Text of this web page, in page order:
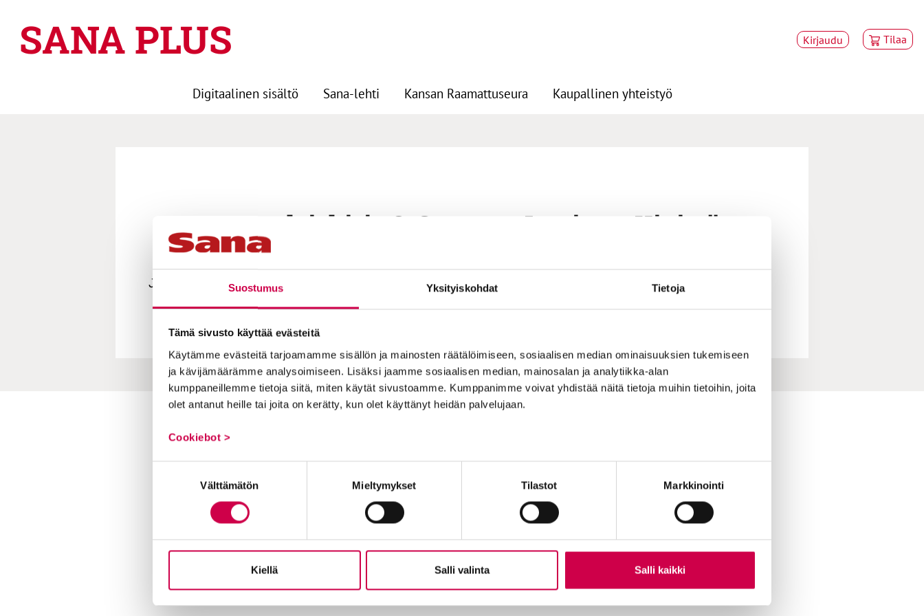
Suostumus Yksityiskohdat Tietoja
Tämä sivusto käyttää evästeitä
Käytämme evästeitä tarjoamamme sisällön ja mainosten räätälöimiseen, sosiaalisen median ominaisuuksien tukemiseen
ja kävijämäärämme analysoimiseen. Lisäksi jaamme sosiaalisen median, mainosalan ja analytiikka-alan
kumppaneillemme tietoja siitä, miten käytät sivustoamme. Kumppanimme voivat yhdistää näitä tietoja muihin tietoihin, joita
olet antanut heille tai joita on kerätty, kun olet käyttänyt heidän palvelujaan.
Cookiebot >
Välttämätön Mieltymykset Tilastot Markkinointi
Kiellä Salli valinta Salli kaikki
SANA PLUS Kirjaudu Tilaa
Digitaalinen sisältö Sana-lehti Kansan Raamattuseura Kaupallinen yhteistyö
Roomalaiskirje 6, Susanna Luttinen-Kivistö
Jumala ei katso henkilöön. Raamattuopetus Sanan Suvipäivillä 2021.
Toimitus
Postiosoite
PL 48, 08101 LOHJA
antaja ja julkaisija
Raamattuseuran Säätiö sr
Tilausehdot
Tietosuojalauseke
Tilaajapalvelu
Osoitteenmuutokset
Palaute toimitukselle
Sana-median lukijamatkat
Mainosta Sana-mediassa